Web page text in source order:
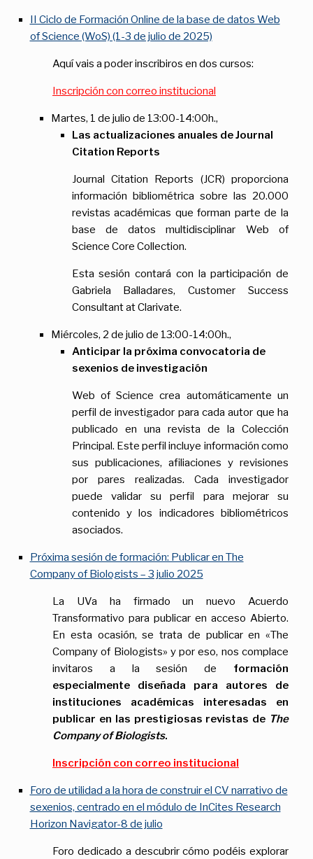
II Ciclo de Formación Online de la base de datos Web
of Science (WoS) (1-3 de julio de 2025)
Aquí vais a poder inscribiros en dos cursos:
Inscripción con correo institucional
Martes, 1 de julio de 13:00-14:00h.,
Las actualizaciones anuales de Journal
Citation Reports
Journal Citation Reports (JCR) proporciona
información bibliométrica sobre las 20.000
revistas académicas que forman parte de la
base de datos multidisciplinar Web of
Science Core Collection.
Esta sesión contará con la participación de
Gabriela Balladares, Customer Success
Consultant at Clarivate.
Miércoles, 2 de julio de 13:00-14:00h.,
Anticipar la próxima convocatoria de
sexenios de investigación
Web of Science crea automáticamente un
perfil de investigador para cada autor que ha
publicado en una revista de la Colección
Principal. Este perfil incluye información como
sus publicaciones, afiliaciones y revisiones
por pares realizadas. Cada investigador
puede validar su perfil para mejorar su
contenido y los indicadores bibliométricos
asociados.
Próxima sesión de formación: Publicar en The
Company of Biologists – 3 julio 2025
La UVa ha firmado un nuevo Acuerdo
Transformativo para publicar en acceso Abierto.
En esta ocasión, se trata de publicar en «The
Company of Biologists» y por eso, nos complace
invitaros a la sesión de formación
especialmente diseñada para autores de
instituciones académicas interesadas en
publicar en las prestigiosas revistas de The
Company of Biologists.
Inscripción con correo institucional
Foro de utilidad a la hora de construir el CV narrativo de
sexenios, centrado en el módulo de InCites Research
Horizon Navigator-8 de julio
Foro dedicado a descubrir cómo podéis explorar